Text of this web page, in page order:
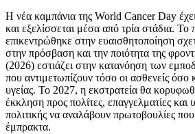
Η νέα καμπάνια της World Cancer Day
και εξελίσσεται μέσα από τρία στάδια.
επικεντρώθηκε στην ευαισθητοποίηση
στην πρόσβαση και την ποιότητα της
(2026) εστιάζει στην κατανόηση των
που αντιμετωπίζουν τόσο οι ασθενείς όσο
υγείας. Το 2027, η εκστρατεία θα
έκκληση προς πολίτες, επαγγελματίες και
πολιτικής να αναλάβουν πρωτοβουλίες
έμπρακτα.